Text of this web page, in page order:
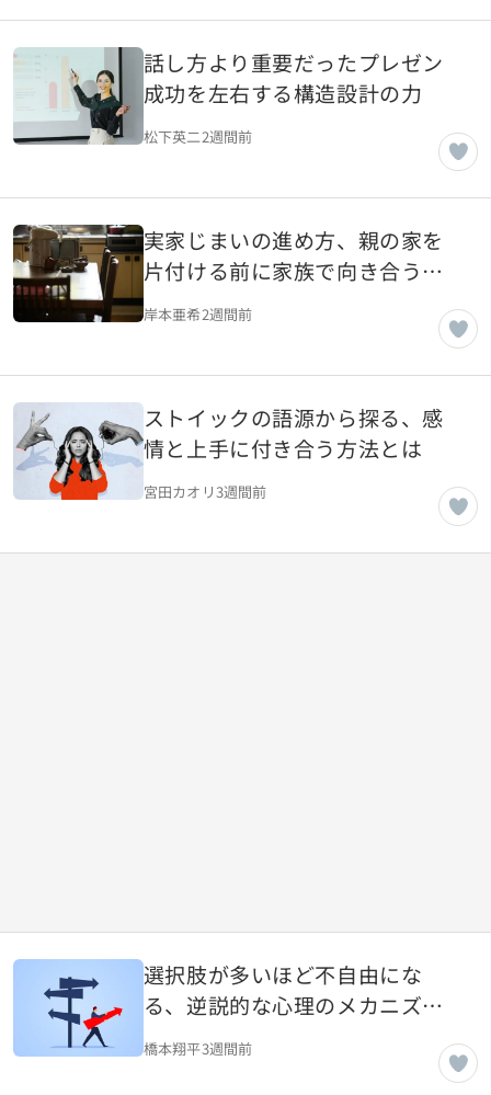
話し方より重要だったプレゼン
成功を左右する構造設計の力
松下英二2週間前
実家じまいの進め方、親の家を
片付ける前に家族で向き合うべ
き現実
岸本亜希2週間前
ストイックの語源から探る、感
情と上手に付き合う方法とは
宮田カオリ3週間前
選択肢が多いほど不自由にな
る、逆説的な心理のメカニズム
とは
橋本翔平3週間前